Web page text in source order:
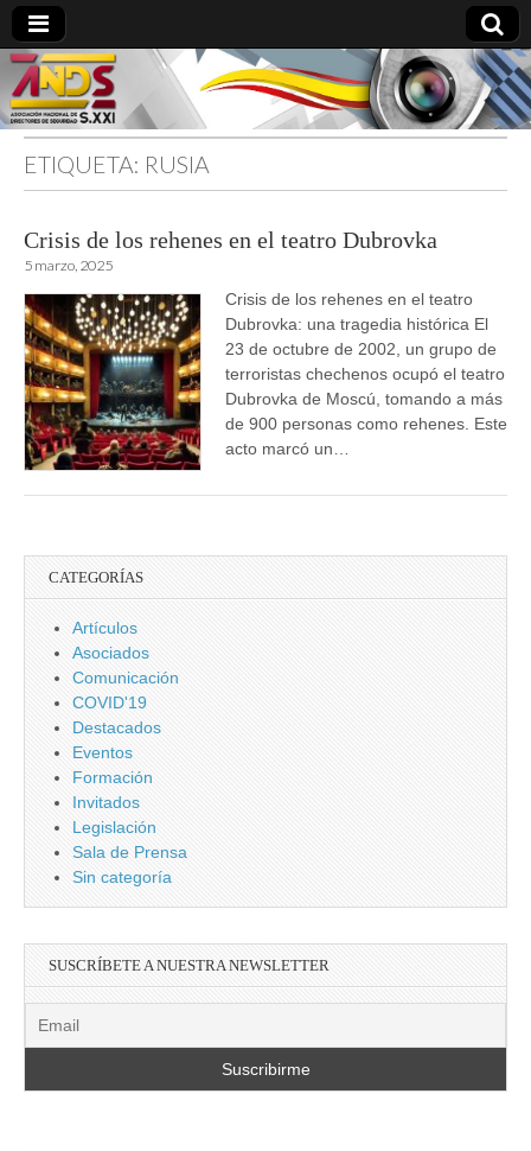
directoresdeseguridad.es
ETIQUETA: RUSIA
Crisis de los rehenes en el teatro Dubrovka
5 marzo, 2025
Crisis de los rehenes en el teatro
Dubrovka: una tragedia histórica El
23 de octubre de 2002, un grupo de
terroristas chechenos ocupó el teatro
Dubrovka de Moscú, tomando a más
de 900 personas como rehenes. Este
acto marcó un…
CATEGORÍAS
Artículos
Asociados
Comunicación
COVID'19
Destacados
Eventos
Formación
Invitados
Legislación
Sala de Prensa
Sin categoría
SUSCRÍBETE A NUESTRA NEWSLETTER